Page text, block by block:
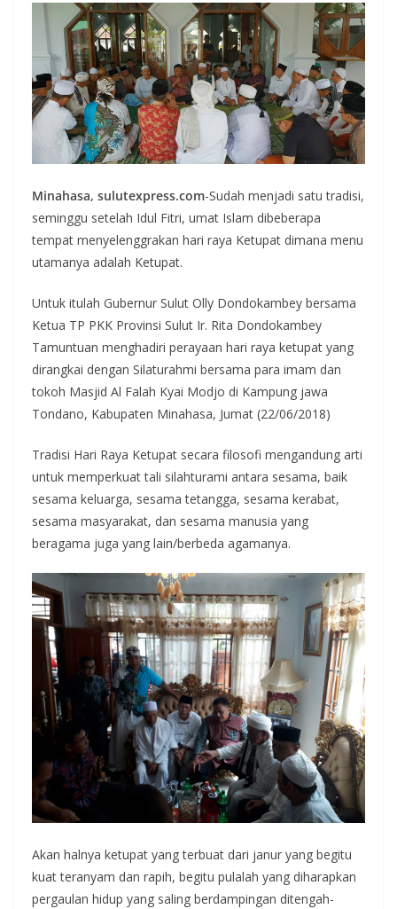
Minahasa, sulutexpress.com-Sudah menjadi satu tradisi,
seminggu setelah Idul Fitri, umat Islam dibeberapa
tempat menyelenggrakan hari raya Ketupat dimana menu
utamanya adalah Ketupat.
Untuk itulah Gubernur Sulut Olly Dondokambey bersama
Ketua TP PKK Provinsi Sulut Ir. Rita Dondokambey
Tamuntuan menghadiri perayaan hari raya ketupat yang
dirangkai dengan Silaturahmi bersama para imam dan
tokoh Masjid Al Falah Kyai Modjo di Kampung jawa
Tondano, Kabupaten Minahasa, Jumat (22/06/2018)
Tradisi Hari Raya Ketupat secara filosofi mengandung arti
untuk memperkuat tali silahturami antara sesama, baik
sesama keluarga, sesama tetangga, sesama kerabat,
sesama masyarakat, dan sesama manusia yang
beragama juga yang lain/berbeda agamanya.
Akan halnya ketupat yang terbuat dari janur yang begitu
kuat teranyam dan rapih, begitu pulalah yang diharapkan
pergaulan hidup yang saling berdampingan ditengah-